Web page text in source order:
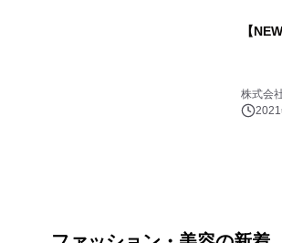
【
株式会